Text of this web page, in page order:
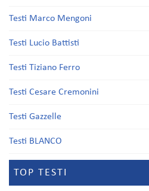
Testi Marco Mengoni
Testi Lucio Battisti
Testi Tiziano Ferro
Testi Cesare Cremonini
Testi Gazzelle
Testi BLANCO
TOP TESTI